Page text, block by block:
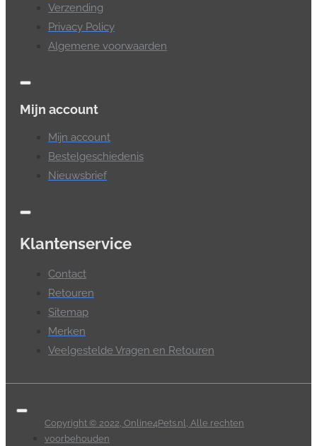
Verzending
Privacy Policy
Algemene voorwaarden
Mijn account
Mijn account
Bestelgeschiedenis
Nieuwsbrief
Klantenservice
Contact
Retouren
Sitemap
Merken
Veelgestelde Vragen en Retouren
Copyright © 2022, Online4Pets.nl, Alle rechten
voorbehouden